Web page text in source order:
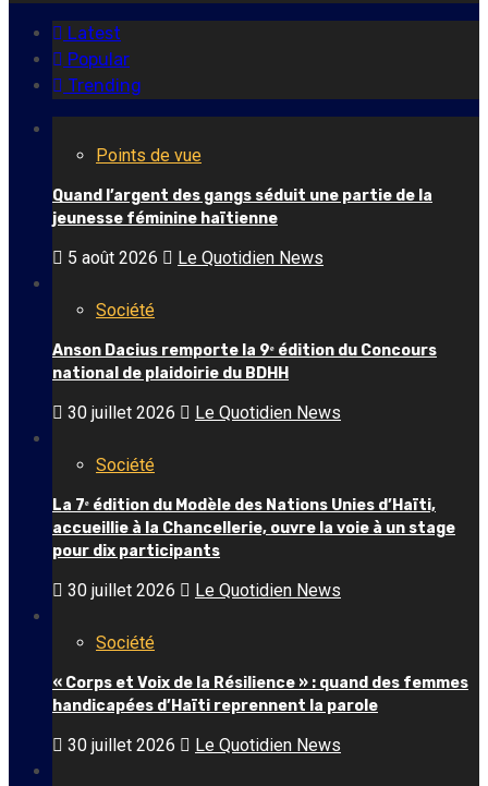
Latest
Popular
Trending
Points de vue
Quand l’argent des gangs séduit une partie de la
jeunesse féminine haïtienne
5 août 2026 Le Quotidien News
Société
Anson Dacius remporte la 9ᵉ édition du Concours
national de plaidoirie du BDHH
30 juillet 2026 Le Quotidien News
Société
La 7ᵉ édition du Modèle des Nations Unies d’Haïti,
accueillie à la Chancellerie, ouvre la voie à un stage
pour dix participants
30 juillet 2026 Le Quotidien News
Société
« Corps et Voix de la Résilience » : quand des femmes
handicapées d’Haïti reprennent la parole
30 juillet 2026 Le Quotidien News